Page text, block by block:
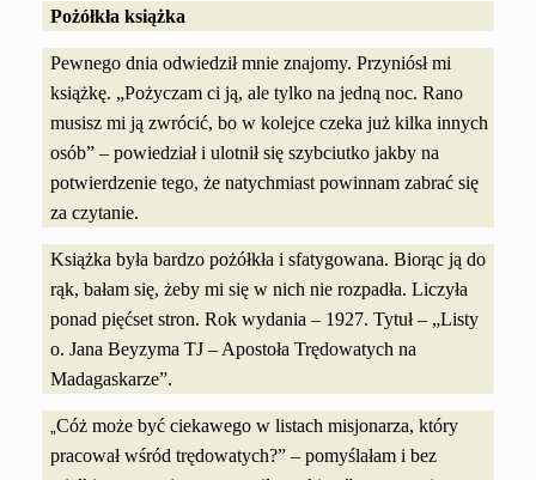
Pożółkła książka
Pewnego dnia odwiedził mnie znajomy. Przyniósł mi
książkę. „Pożyczam ci ją, ale tylko na jedną noc. Rano
musisz mi ją zwrócić, bo w kolejce czeka już kilka innych
osób” – powiedział i ulotnił się szybciutko jakby na
potwierdzenie tego, że natychmiast powinnam zabrać się
za czytanie.
Książka była bardzo pożółkła i sfatygowana. Biorąc ją do
rąk, bałam się, żeby mi się w nich nie rozpadła. Liczyła
ponad pięćset stron. Rok wydania – 1927. Tytuł – „Listy
o. Jana Beyzyma TJ – Apostoła Trędowatych na
Madagaskarze”.
Cóż może być ciekawego w listach misjonarza, który
pracował wśród trędowatych?” – pomyślałam i bez